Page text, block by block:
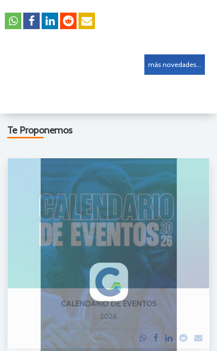
más novedades...
Te Proponemos
CALENDARIO DE EVENTOS
2026